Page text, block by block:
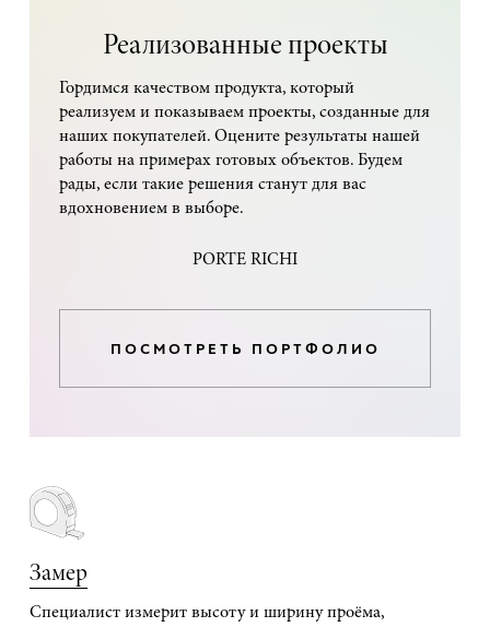
Реализованные проекты
Гордимся качеством продукта, который
реализуем и показываем проекты, созданные для
наших покупателей. Оцените результаты нашей
работы на примерах готовых объектов. Будем
рады, если такие решения станут для вас
вдохновением в выборе.
PORTE RICHI
ПОСМОТРЕТЬ ПОРТФОЛИО
Замер
Специалист измерит высоту и ширину проёма,